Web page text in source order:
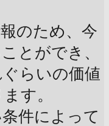
のため、今
とができ、
らいの価値
す。
件によって